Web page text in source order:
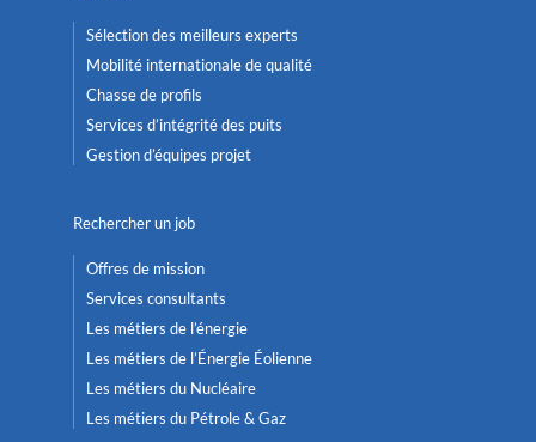
Sélection des meilleurs experts
Mobilité internationale de qualité
Chasse de profils
Services d’intégrité des puits
Gestion d’équipes projet
Rechercher un job
Offres de mission
Services consultants
Les métiers de l’énergie
Les métiers de l’Énergie Éolienne
Les métiers du Nucléaire
Les métiers du Pétrole & Gaz